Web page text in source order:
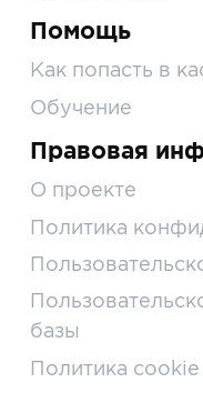
Помощь
Как попасть в
Обучение
Правовая
О проекте
Политика
базы
Политика cookie